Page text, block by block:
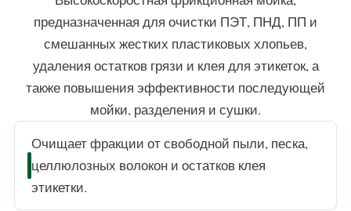
предназначенная для очистки ПЭТ, ПНД, ПП и
смешанных жестких пластиковых хлопьев,
удаления остатков грязи и клея для этикеток, а
также повышения эффективности последующей
мойки, разделения и сушки.
Очищает фракции от свободной пыли, песка,
целлюлозных волокон и остатков клея
этикетки.